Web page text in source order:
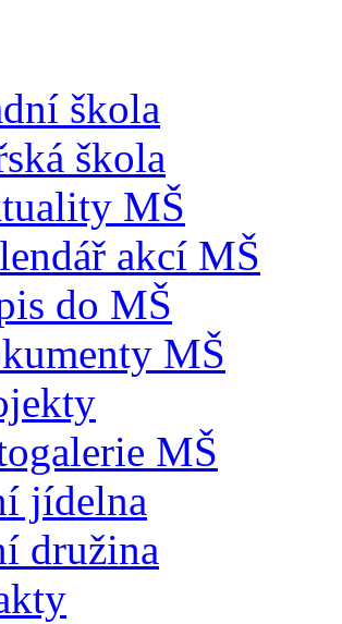
škola
škola
MŠ
akcí MŠ
do MŠ
MŠ
MŠ
jídelna
družina